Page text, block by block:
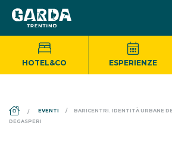
HOTEL&CO ESPERIENZE
DS_BREADCRUMB.HOME
EVENTI
BARICENTRI. IDENTITÀ URBANE
DEGASPERI